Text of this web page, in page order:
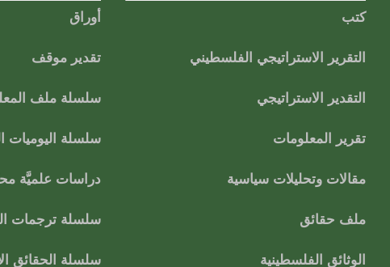
كتب
التقرير الاستراتيجي الفلسطيني
التقدير الاستراتيجي
تقرير المعلومات
مقالات وتحليلات سياسية
ملف حقائق
الوثائق الفلسطينية
أوراق
تقدير موقف
سلسلة ملف
سلسلة اليوميات
دراسات علميَّة
سلسلة ترجمات
سلسلة الحقائق